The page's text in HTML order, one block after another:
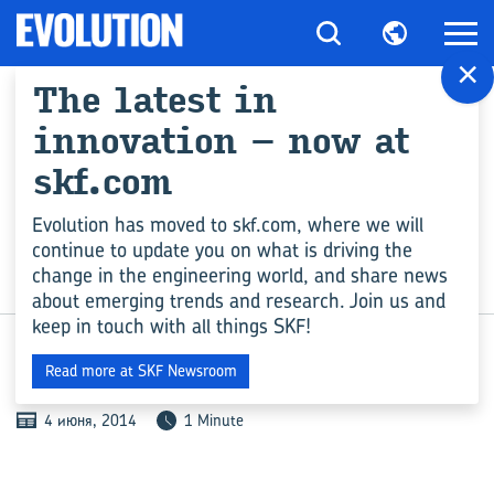
ПРОМЫШЛЕННОСТЬ
ВРЕМЯ ПЕ­РЕ­МЕН
4 июня, 2014 1 Minute
×
The latest in
innovation – now at
skf.com
Evolution has moved to skf.com, where we will
continue to update you on what is driving the
change in the engineering world, and share news
about emerging trends and research. Join us and
keep in touch with all things SKF!
Read more at SKF Newsroom